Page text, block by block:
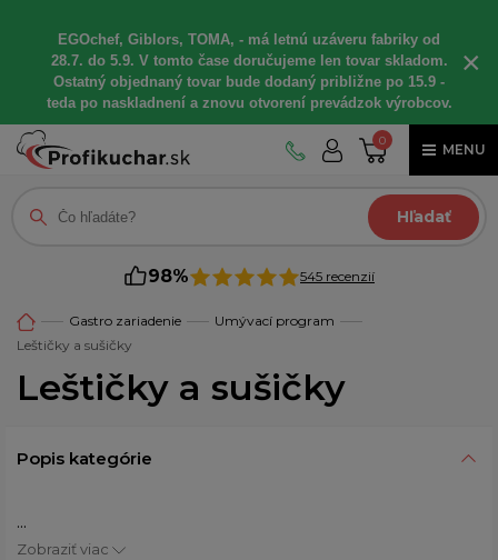
EGOchef, Giblors, TOMA, - má letnú uzáveru fabriky od
28.7. do 5.9. V tomto čase doručujeme len tovar skladom.
Ostatný objednaný tovar bude dodaný približne po 15.9 -
teda po naskladnení a znovu otvorení prevádzok výrobcov.
×
0
MENU
Hľadať
98% 545 recenzií
Gastro zariadenie
Umývací program
Leštičky a sušičky
Leštičky a sušičky
Popis kategórie
...
Zobraziť viac